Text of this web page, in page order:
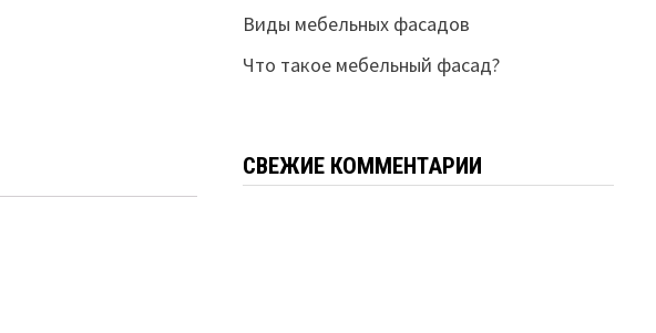
Виды мебельных фасадов
Что такое мебельный фасад?
СВЕЖИЕ КОММЕНТАРИИ